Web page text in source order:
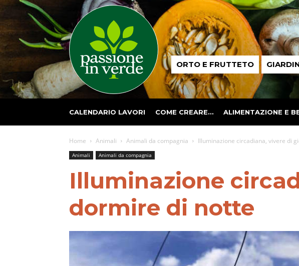
Passione
in ORTO E FRUTTETO
CALENDARIO LAVORI COME CREARE… ALIMENTAZIONE E
Home Animali Animali da compagnia Illuminazione circadiana, vivere di
Animali Animali da compagnia
Illuminazione
dormire di notte